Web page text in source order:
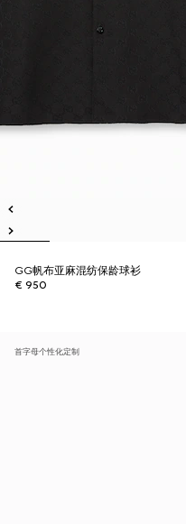
GG帆布亚麻混纺保龄球衫
€ 950
首字母个性化定制